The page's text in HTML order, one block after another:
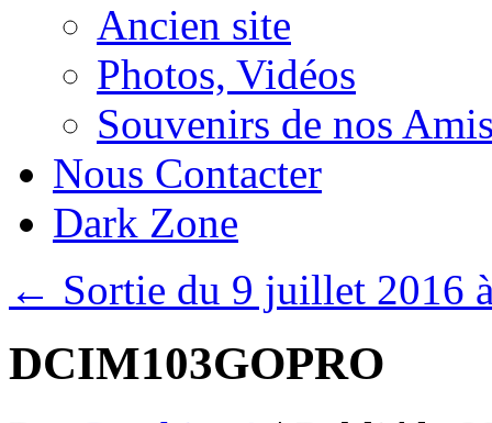
Ancien site
Photos, Vidéos
Souvenirs de nos
Nous Contacter
Dark Zone
← Sortie du 9 juillet 2016
DCIM103GOPRO